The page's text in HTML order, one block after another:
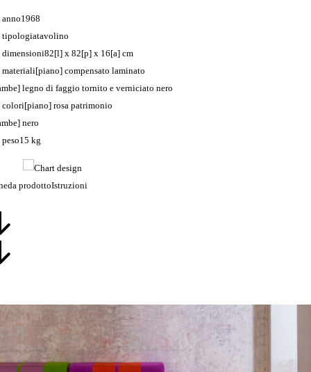
anno1968
tipologiatavolino
dimensioni82[l] x 82[p] x 16[a] cm
materiali[piano] compensato laminato
legno di faggio tornito e verniciato nero
colori[piano] rosa patrimonio
nero
peso15 kg
prodottoIstruzioni